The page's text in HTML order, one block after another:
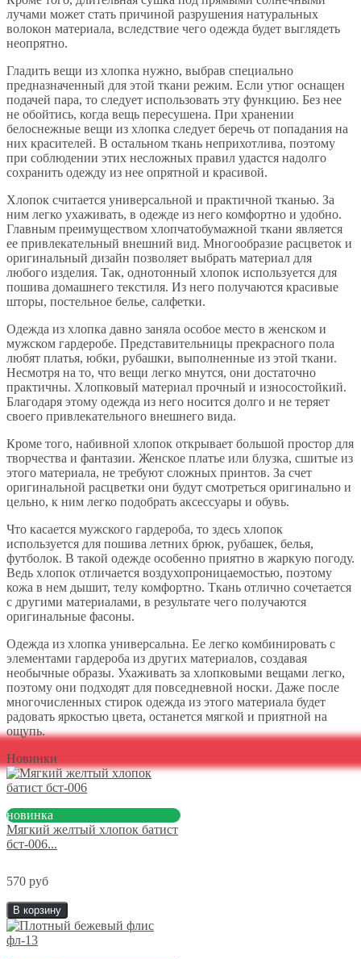
лучами может стать причиной разрушения натуральных
волокон материала, вследствие чего одежда будет выглядеть
неопрятно.
Гладить вещи из хлопка нужно, выбрав специально
предназначенный для этой ткани режим. Если утюг оснащен
подачей пара, то следует использовать эту функцию. Без нее
не обойтись, когда вещь пересушена. При хранении
белоснежные вещи из хлопка следует беречь от попадания на
них красителей. В остальном ткань неприхотлива, поэтому
при соблюдении этих несложных правил удастся надолго
сохранить одежду из нее опрятной и красивой.
Хлопок считается универсальной и практичной тканью. За
ним легко ухаживать, в одежде из него комфортно и удобно.
Главным преимуществом хлопчатобумажной ткани является
ее привлекательный внешний вид. Многообразие расцветок и
оригинальный дизайн позволяет выбрать материал для
любого изделия. Так, однотонный хлопок используется для
пошива домашнего текстиля. Из него получаются красивые
шторы, постельное белье, салфетки.
Одежда из хлопка давно заняла особое место в женском и
мужском гардеробе. Представительницы прекрасного пола
любят платья, юбки, рубашки, выполненные из этой ткани.
Несмотря на то, что вещи легко мнутся, они достаточно
практичны. Хлопковый материал прочный и износостойкий.
Благодаря этому одежда из него носится долго и не теряет
своего привлекательного внешнего вида.
Кроме того, набивной хлопок открывает большой простор для
творчества и фантазии. Женское платье или блузка, сшитые из
этого материала, не требуют сложных принтов. За счет
оригинальной расцветки они будут смотреться оригинально и
цельно, к ним легко подобрать аксессуары и обувь.
Что касается мужского гардероба, то здесь хлопок
используется для пошива летних брюк, рубашек, белья,
футболок. В такой одежде особенно приятно в жаркую погоду.
Ведь хлопок отличается воздухопроницаемостью, поэтому
кожа в нем дышит, телу комфортно. Ткань отлично сочетается
с другими материалами, в результате чего получаются
оригинальные фасоны.
Одежда из хлопка универсальна. Ее легко комбинировать с
элементами гардероба из других материалов, создавая
необычные образы. Ухаживать за хлопковыми вещами легко,
поэтому они подходят для повседневной носки. Даже после
многочисленных стирок одежда из этого материала будет
радовать яркостью цвета, останется мягкой и приятной на
ощупь.
Новинки
новинка
Мягкий желтый хлопок батист
бст-006...
570 руб
В корзину